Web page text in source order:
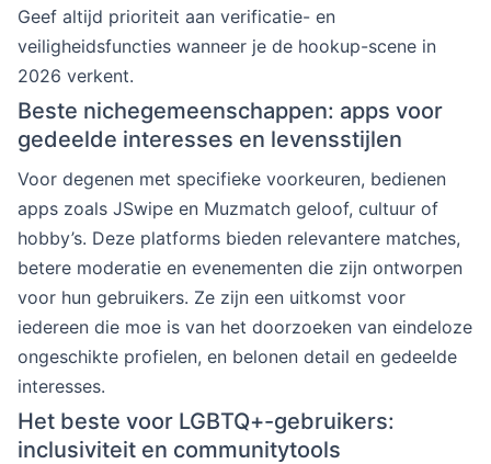
Geef altijd prioriteit aan verificatie- en
veiligheidsfuncties wanneer je de hookup-scene in
2026 verkent.
Beste nichegemeenschappen: apps voor
gedeelde interesses en levensstijlen
Voor degenen met specifieke voorkeuren, bedienen
apps zoals JSwipe en Muzmatch geloof, cultuur of
hobby’s. Deze platforms bieden relevantere matches,
betere moderatie en evenementen die zijn ontworpen
voor hun gebruikers. Ze zijn een uitkomst voor
iedereen die moe is van het doorzoeken van eindeloze
ongeschikte profielen, en belonen detail en gedeelde
interesses.
Het beste voor LGBTQ+-gebruikers:
inclusiviteit en communitytools